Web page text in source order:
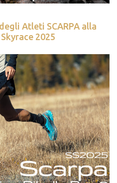
Atleti SCARPA alla
2025